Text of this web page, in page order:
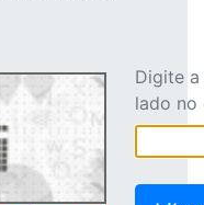
Digite
lado no